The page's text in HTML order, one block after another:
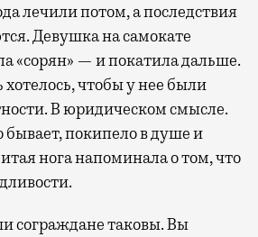
лечили потом, а последствия
Девушка на самокате
«сорян» — и покатила дальше.
чтобы у нее были
В юридическом смысле.
бывает, покипело в душе и
нога напоминала о том, что
сограждане таковы. Вы